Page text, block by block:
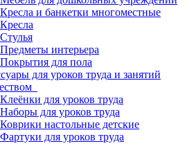
Кресла и банкетки многоместные
Кресла
Стулья
Предметы интерьера
Покрытия для пола
для уроков труда и занятий
Клеёнки для уроков труда
Наборы для уроков труда
Коврики настольные детские
Фартуки для уроков труда